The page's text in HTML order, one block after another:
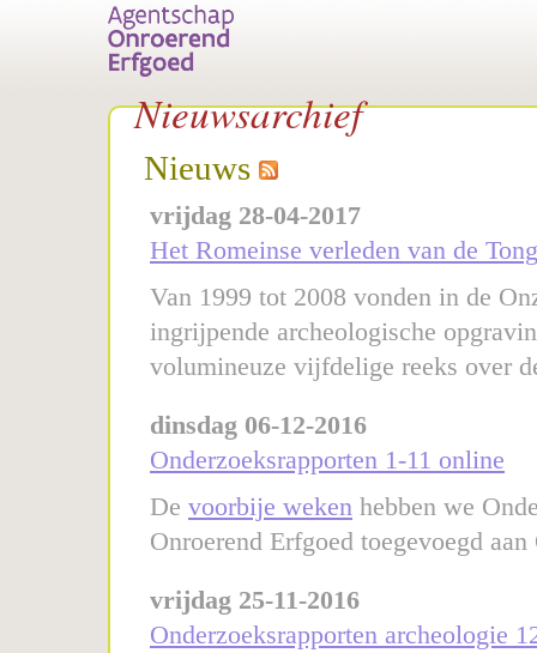
Nieuwsarchief
Nieuws
vrijdag 28-04-2017
Het Romeinse verleden van de
Van 1999 tot 2008 vonden in de
ingrijpende archeologische
volumineuze vijfdelige reeks over
dinsdag 06-12-2016
Onderzoeksrapporten 1-11 online
De voorbije weken hebben we
Onroerend Erfgoed toegevoegd
vrijdag 25-11-2016
Onderzoeksrapporten archeologie